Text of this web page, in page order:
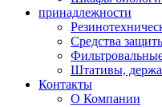
принадлежности
Средства
Штативы,
Контакты
О Компании